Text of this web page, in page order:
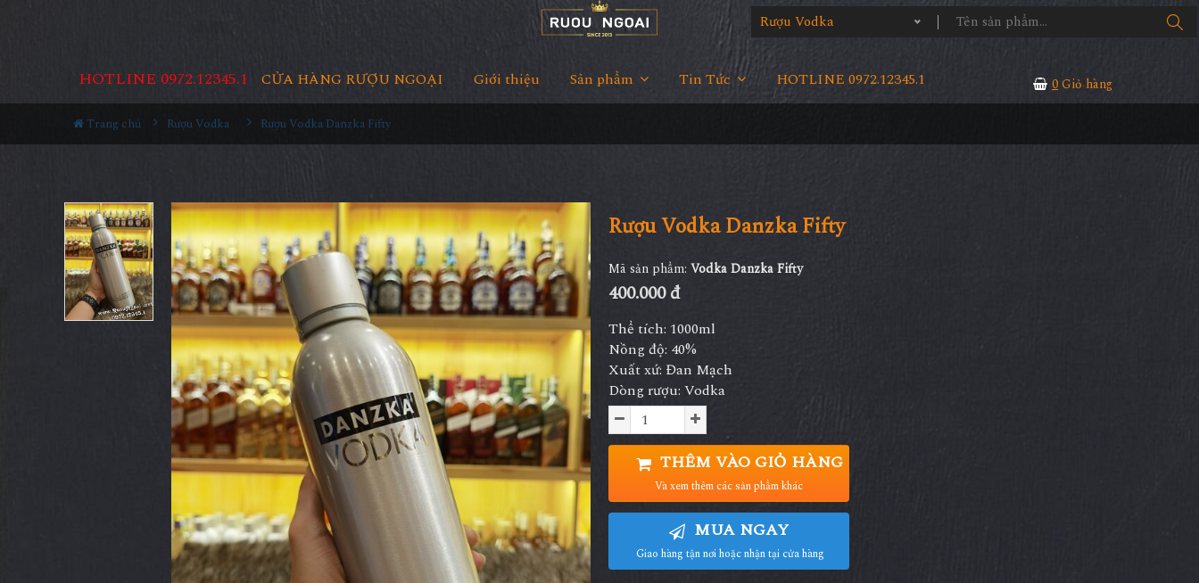
Rượu Vodka
CỬA HÀNG RƯỢU NGOẠI Giới thiệu Sản phẩm Tin Tức HOTLINE 0972.12345.1 0Giỏ hàng
HOTLINE 0972.12345.1
Trang chủ Rượu Vodka Rượu Vodka Danzka Fifty
Rượu Vodka Danzka Fifty
Mã sản phẩm: Vodka Danzka Fifty
400.000 đ
Thể tích: 1000ml
Nồng độ: 40%
Xuất xứ: Đan Mạch
Dòng rượu: Vodka
THÊM VÀO GIỎ HÀNG
Và xem thêm các sản phẩm khác
MUA NGAY
Giao hàng tận nơi hoặc nhận tại cửa hàng